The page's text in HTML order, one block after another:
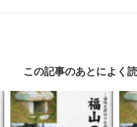
この記事のあとによく